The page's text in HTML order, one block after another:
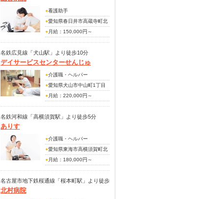
●看護助手
●愛知県春日井市高蔵寺町北
2丁目52番地
● 月給：150,000円～
(別途手当)
職務手当：13,000円
賞与あり(昨年度実績・年2
名鉄広見線「犬山駅」より徒歩10分
デイサービスセンターせんじゅ
●介護職・ヘルパー
●愛知県犬山市中山町1丁目
38番地
● 月給：220,000円～
240,000円
(別途手当)
回・又は70,000円～
120,000円)
名鉄河和線「高横須賀駅」より徒歩5分
ありす
●介護職・ヘルパー
●愛知県東海市高横須賀町北
池田18-1
● 月給：180,000円～
200,000円
名古屋市地下鉄桜通線「桜本町駅」より徒歩
3分
北村病院